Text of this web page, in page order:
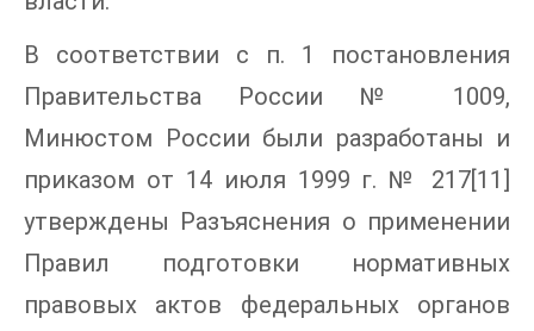
В соответствии с п. 1 постановления
Правительства России № 1009,
Минюстом России были разработаны и
приказом от 14 июля 1999 г. № 217[11]
утверждены Разъяснения о применении
Правил подготовки нормативных
правовых актов федеральных органов